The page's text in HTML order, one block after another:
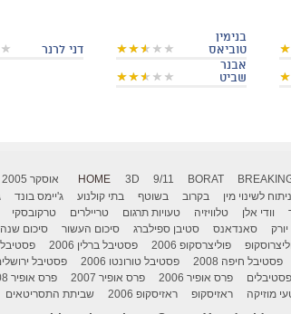
בנימין
טוביאס
דני לרנר
אבנר
שביט
HOME 3D 9/11 BORAT אוסקר 2005
לשינוי מין בקרוב בשוטף בתי קולנוע ג'יימס בונד
וודי אלן טלוויזיה טעויות תרגום טריילרים טרקובסקי
יורק סאנדאנס סטיבן ספילברג סיכום העשור סיכום שנה 2006
פוליצרסקופ 2006 פסטיבל ברלין 2006 פסטיבל
פסטיבל חיפה 2008 פסטיבל טורונטו 2006 פסטיבל ירושלים
פסטיבלים פרס אופיר 2006 פרס אופיר 2007 פרס אופיר 2008
מוזיקה ראזיסקופ ראזיסקופ 2006 שביתת התסריטאים